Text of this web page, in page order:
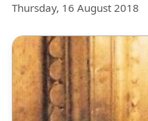
Thursday, 16 August 2018